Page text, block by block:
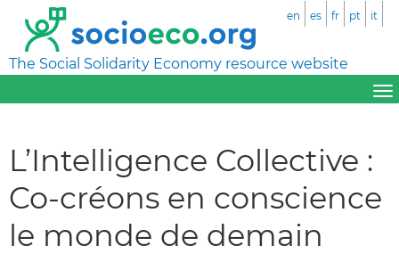
The Social Solidarity Economy resource website
en es fr pt it
L’Intelligence Collective :
Co-créons en conscience
le monde de demain